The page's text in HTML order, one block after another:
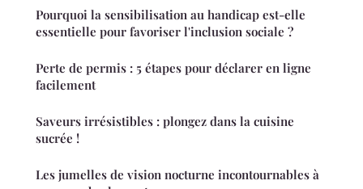
Pourquoi la sensibilisation au handicap est-elle
essentielle pour favoriser l'inclusion sociale ?
Perte de permis : 5 étapes pour déclarer en ligne
facilement
Saveurs irrésistibles : plongez dans la cuisine
sucrée !
Les jumelles de vision nocturne incontournables à